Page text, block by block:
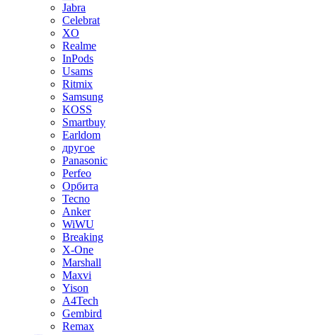
Jabra
Celebrat
XO
Realme
InPods
Usams
Ritmix
Samsung
KOSS
Smartbuy
Earldom
другое
Panasonic
Perfeo
Орбита
Tecno
Anker
WiWU
Breaking
X-One
Marshall
Maxvi
Yison
A4Tech
Gembird
Remax